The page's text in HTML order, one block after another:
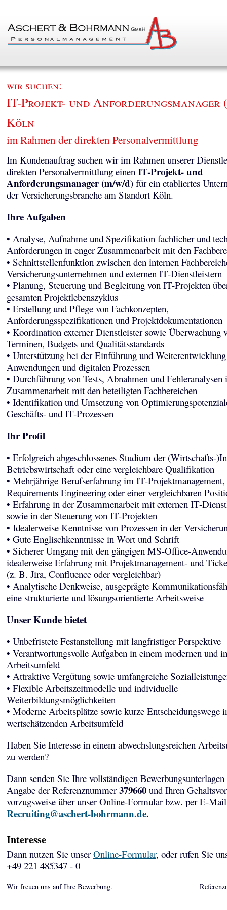
wir suchen:
IT-Projekt- und Anforderungsmanager
Köln
im Rahmen der direkten Personalvermittlung
Im Kundenauftrag suchen wir im Rahmen unserer
direkten Personalvermittlung einen IT-Projekt- und
Anforderungsmanager (m/w/d)für ein etabliertes
der Versicherungsbranche am Standort Köln.
Ihre Aufgaben
• Analyse, Aufnahme und Spezifikation fachlicher und
Anforderungen in enger Zusammenarbeit mit den
• Schnittstellenfunktion zwischen den internen
Versicherungsunternehmen und externen IT-Dienstleistern
• Planung, Steuerung und Begleitung von IT-Projekten
gesamten Projektlebenszyklus
• Erstellung und Pflege von Fachkonzepten,
Anforderungsspezifikationen und Projektdokumentationen
• Koordination externer Dienstleister sowie Überwachung
Terminen, Budgets und Qualitätsstandards
• Unterstützung bei der Einführung und
Anwendungen und digitalen Prozessen
• Durchführung von Tests, Abnahmen und Fehleranalysen
Zusammenarbeit mit den beteiligten Fachbereichen
• Identifikation und Umsetzung von
Geschäfts- und IT-Prozessen
Ihr Profil
• Erfolgreich abgeschlossenes Studium der (Wirtschafts-
Betriebswirtschaft oder eine vergleichbare Qualifikation
• Mehrjährige Berufserfahrung im IT-Projektmanagement,
Requirements Engineering oder einer vergleichbaren
• Erfahrung in der Zusammenarbeit mit externen IT-
sowie in der Steuerung von IT-Projekten
• Idealerweise Kenntnisse von Prozessen in der
• Gute Englischkenntnisse in Wort und Schrift
• Sicherer Umgang mit den gängigen MS-Office-
idealerweise Erfahrung mit Projektmanagement- und
(z. B. Jira, Confluence oder vergleichbar)
• Analytische Denkweise, ausgeprägte
eine strukturierte und lösungsorientierte Arbeitsweise
Unser Kunde bietet
• Unbefristete Festanstellung mit langfristiger Perspektive
• Verantwortungsvolle Aufgaben in einem modernen und
Arbeitsumfeld
• Attraktive Vergütung sowie umfangreiche
• Flexible Arbeitszeitmodelle und individuelle
Weiterbildungsmöglichkeiten
• Moderne Arbeitsplätze sowie kurze Entscheidungswege
wertschätzenden Arbeitsumfeld
Haben Sie Interesse in einem abwechslungsreichen
zu werden?
Dann senden Sie Ihre vollständigen Bewerbungsunterlagen
Angabe der Referenznummer379660und Ihren
vorzugsweise über unser Online-Formular bzw. per E-
Recruiting@aschert-bohrmann.de.
Interesse
Dann nutzen Sie unserOnline-Formular, oder rufen Sie
+49 221 485347 - 0
Wir freuen uns auf Ihre Bewerbung.